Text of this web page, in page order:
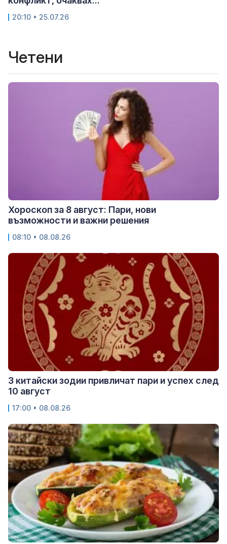
20:10 • 25.07.26
Четени
Хороскоп за 8 август: Пари, нови
възможности и важни решения
08:10 • 08.08.26
3 китайски зодии привличат пари и успех след
10 август
17:00 • 08.08.26